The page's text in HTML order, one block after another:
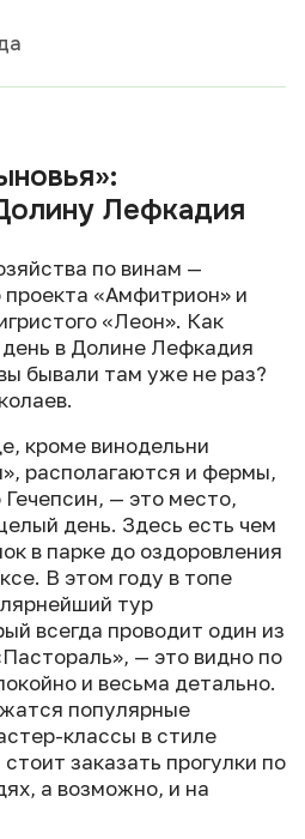
Лефкадия
по винам —
проекта «Амфитрион» и
«Леон». Как
в Долине Лефкадия
бывали там уже не раз?
кроме винодельни
располагаются и фермы,
— это место,
день. Здесь есть чем
в парке до оздоровления
В этом году в топе
тур
всегда проводит один из
— это видно по
и весьма детально.
популярные
классы в стиле
заказать прогулки по
а возможно, и на